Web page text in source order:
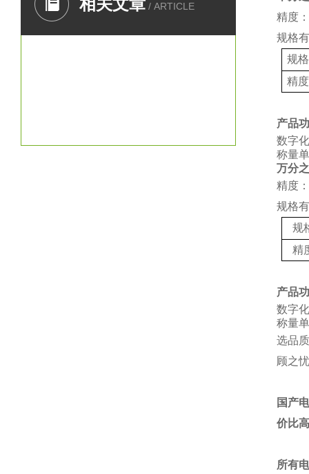
相关文章 / ARTICLE
精度
规格
规格
精度
产品
数字
称量
万分
精度
规格
规
精
产品
数字
称量
选品
顾之
国产
价比
所有